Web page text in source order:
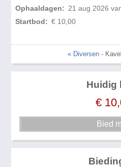
Ophaaldagen: 21 aug 2026
Startbod: € 10,00
« Diversen -
Huidig
€